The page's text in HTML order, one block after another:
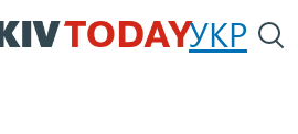
Перейти
к
УКР